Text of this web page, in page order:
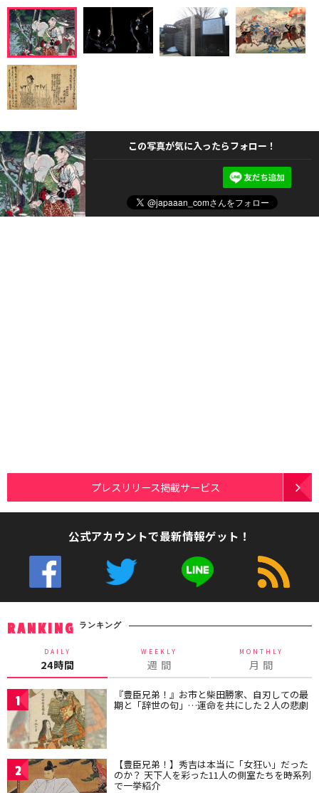
この写真が気に入ったらフォロー！
プレスリリース掲載サービス
公式アカウントで最新情報ゲット！
RANKING ランキング
DAILY
24時間
WEEKLY
週 間
MONTHLY
月 間
1 『豊臣兄弟！』お市と柴田勝家、自刃しての最
期と「辞世の句」…運命を共にした２人の悲劇
2 【豊臣兄弟！】秀吉は本当に「女狂い」だった
のか？ 天下人を彩った11人の側室たちを時系列
で一挙紹介